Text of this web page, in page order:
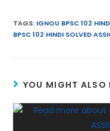
ai
l
itt
er
a
ts
p
p
TAGS: IGNOU BPSC 102
BPSC 102 HINDI SOLVED
YOU MIGHT ALSO